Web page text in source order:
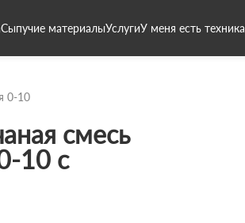
Сыпучие материалыУслугиУ меня есть техника
0-10
смесь
10 с